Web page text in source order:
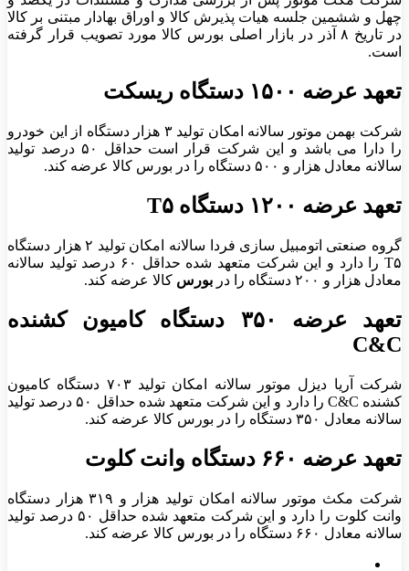
چهل و ششمین جلسه هیات پذیرش کالا و اوراق بهادار مبتنی بر کالا
در تاریخ ۸ آذر در بازار اصلی بورس کالا مورد تصویب قرار گرفته
است.
تعهد عرضه ۱۵۰۰ دستگاه ریسکت
شرکت بهمن موتور سالانه امکان تولید ۳ هزار دستگاه از این خودرو
را دارا می باشد و این شرکت قرار است حداقل ۵۰ درصد تولید
سالانه معادل هزار و ۵۰۰ دستگاه را در بورس کالا عرضه کند.
تعهد عرضه ۱۲۰۰ دستگاه T۵
گروه صنعتی اتومبیل سازی فردا سالانه امکان تولید ۲ هزار دستگاه
T۵ را دارد و این شرکت متعهد شده حداقل ۶۰ درصد تولید سالانه
معادل هزار و ۲۰۰ دستگاه را در
بورس کالا عرضه کند.
تعهد عرضه ۳۵۰ دستگاه کامیون کشنده
C&C
شرکت آریا دیزل موتور سالانه امکان تولید ۷۰۳ دستگاه کامیون
کشنده C&C را دارد و این شرکت متعهد شده حداقل ۵۰ درصد تولید
سالانه معادل ۳۵۰ دستگاه را در بورس کالا عرضه کند.
تعهد عرضه ۶۶۰ دستگاه وانت کلوت
شرکت مکث موتور سالانه امکان تولید هزار و ۳۱۹ هزار دستگاه
وانت کلوت را دارد و این شرکت متعهد شده حداقل ۵۰ درصد تولید
سالانه معادل ۶۶۰ دستگاه را در بورس کالا عرضه کند.